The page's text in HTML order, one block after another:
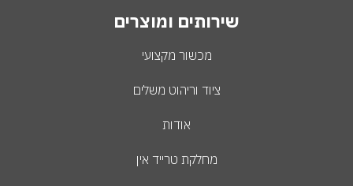
שירותים ומוצרים
מכשור מקצועי
ציוד וריהוט משלים
אודות
מחלקת טרייד אין